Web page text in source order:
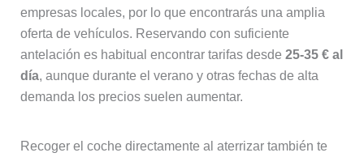
empresas locales, por lo que encontrarás una amplia
oferta de vehículos. Reservando con suficiente
antelación es habitual encontrar tarifas desde 25-35 € al
día, aunque durante el verano y otras fechas de alta
demanda los precios suelen aumentar.
Recoger el coche directamente al aterrizar también te